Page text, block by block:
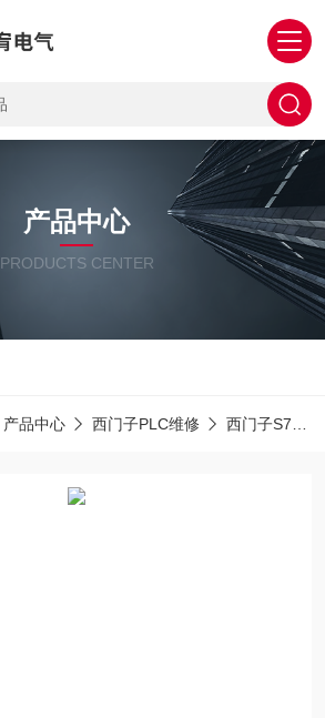
产品中心
PRODUCTS CENTER
产品中心 西门子PLC维修 西门子S7-1200PLC解密